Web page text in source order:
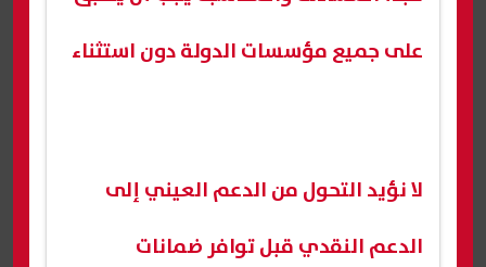
على جميع مؤسسات الدولة دون استثناء
لا نؤيد التحول من الدعم العيني إلى
الدعم النقدي قبل توافر ضمانات